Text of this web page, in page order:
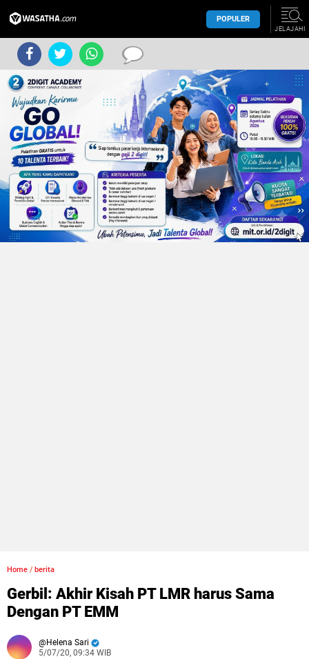
POPULER
JELAJAHI
Home / berita
Gerbil: Akhir Kisah PT LMR harus Sama
Dengan PT EMM
Helena Sari
5/07/20, 09:34 WIB